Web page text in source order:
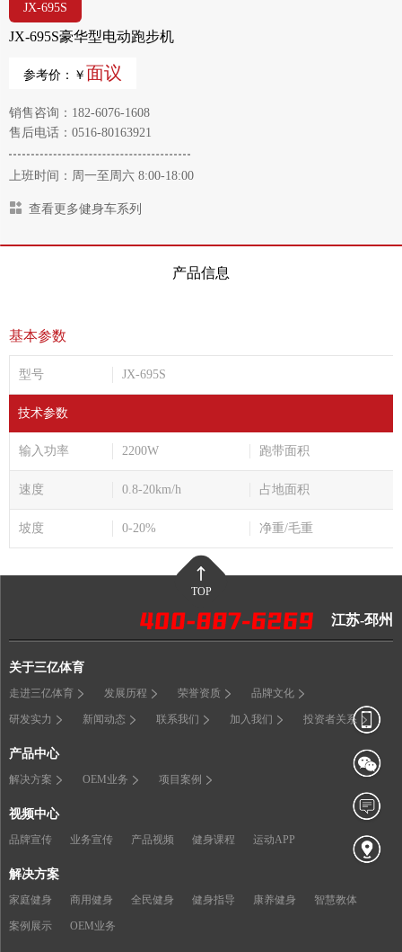
JX-695S
JX-695S豪华型电动跑步机
参考价：￥ 面议
销售咨询：182-6076-1608
售后电话：0516-80163921
上班时间：周一至周六 8:00-18:00
查看更多健身车系列
产品信息
基本参数
型号 JX-695S
技术参数
输入功率 2200W 跑带面积
速度 0.8-20km/h 占地面积
坡度 0-20% 净重/毛重
TOP
江苏-邳州
关于三亿体育
走进三亿体育 发展历程 荣誉资质 品牌文化
研发实力 新闻动态 联系我们 加入我们 投资者关系
产品中心
解决方案 OEM业务 项目案例
视频中心
品牌宣传 业务宣传 产品视频 健身课程 运动APP
解决方案
家庭健身 商用健身 全民健身 健身指导 康养健身 智慧教体
案例展示 OEM业务